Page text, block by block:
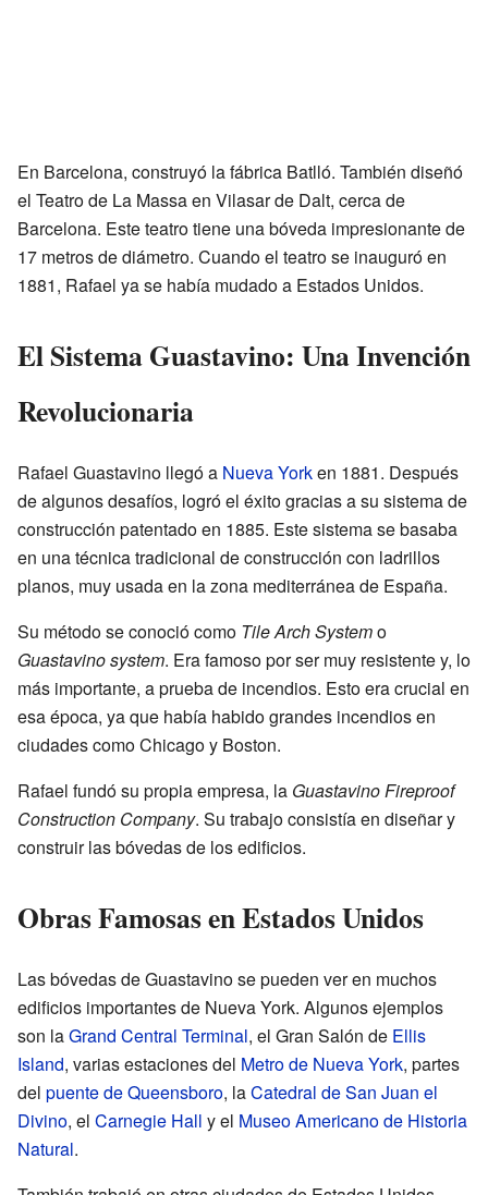
En Barcelona, construyó la fábrica Batlló. También diseñó
el Teatro de La Massa en Vilasar de Dalt, cerca de
Barcelona. Este teatro tiene una bóveda impresionante de
17 metros de diámetro. Cuando el teatro se inauguró en
1881, Rafael ya se había mudado a Estados Unidos.
El Sistema Guastavino: Una Invención
Revolucionaria
Rafael Guastavino llegó a Nueva Yorken 1881. Después
de algunos desafíos, logró el éxito gracias a su sistema de
construcción patentado en 1885. Este sistema se basaba
en una técnica tradicional de construcción con ladrillos
planos, muy usada en la zona mediterránea de España.
Su método se conoció como Tile Arch Systemo
Guastavino system. Era famoso por ser muy resistente y, lo
más importante, a prueba de incendios. Esto era crucial en
esa época, ya que había habido grandes incendios en
ciudades como Chicago y Boston.
Rafael fundó su propia empresa, la Guastavino Fireproof
Construction Company. Su trabajo consistía en diseñar y
construir las bóvedas de los edificios.
Obras Famosas en Estados Unidos
Las bóvedas de Guastavino se pueden ver en muchos
edificios importantes de Nueva York. Algunos ejemplos
son laGrand Central Terminal, el Gran Salón de Ellis
Island, varias estaciones del Metro de Nueva York, partes
del puente de Queensboro, laCatedral de San Juan el
Divino, el Carnegie Hall y el Museo Americano de Historia
Natural.